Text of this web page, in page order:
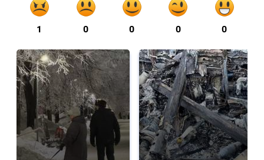
1 0 0 0 0